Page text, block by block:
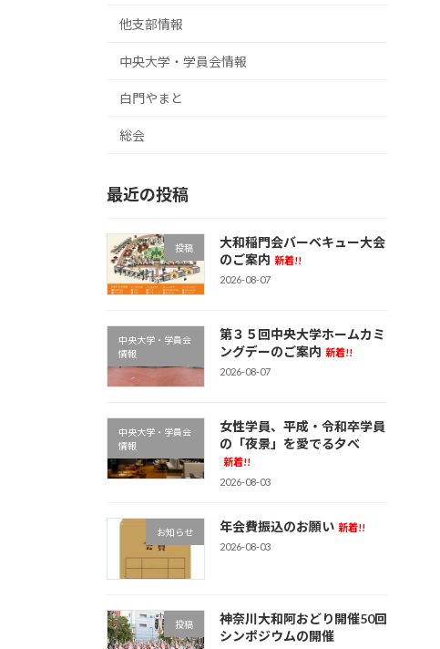
他支部情報
中央大学・学員会情報
白門やまと
総会
最近の投稿
投稿
大和稲門会バーベキュー大会
のご案内 新着!!
2026-08-07
中央大学・学員会
情報
第３５回中央大学ホームカミ
ングデーのご案内 新着!!
2026-08-07
中央大学・学員会
情報
女性学員、平成・令和卒学員
の「夜景」を愛でる夕べ
新着!!
2026-08-03
お知らせ 年会費振込のお願い 新着!!
2026-08-03
投稿
神奈川大和阿おどり開催50回
シンポジウムの開催